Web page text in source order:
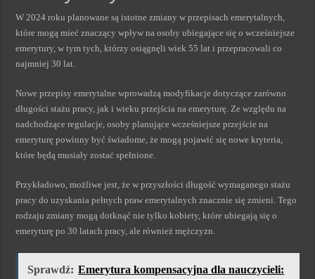
W 2024 roku planowane są istotne zmiany w przepisach emerytalnych,
które mogą mieć znaczący wpływ na osoby ubiegające się o wcześniejsze
emerytury, w tym tych, którzy osiągnęli wiek 55 lat i przepracowali co
najmniej 30 lat.
Nowe przepisy emerytalne wprowadzą modyfikacje dotyczące zarówno
długości stażu pracy, jak i wieku przejścia na emeryturę. Ze względu na
nadchodzące regulacje, osoby planujące wcześniejsze przejście na
emeryturę powinny być świadome, że mogą pojawić się nowe kryteria,
które będą musiały zostać spełnione.
Przykładowo, możliwe jest, że w przyszłości długość wymaganego stażu
pracy do uzyskania pełnych praw emerytalnych znacznie się zmieni. Tego
rodzaju zmiany mogą dotknąć nie tylko kobiety, które ubiegają się o
emeryturę po 30 latach pracy, ale również mężczyzn.
Sprawdź: Emerytura kompensacyjna dla nauczycieli: